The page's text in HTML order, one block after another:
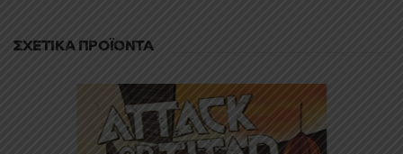
ΣΧΕΤΙΚΆ ΠΡΟΪΌΝΤΑ